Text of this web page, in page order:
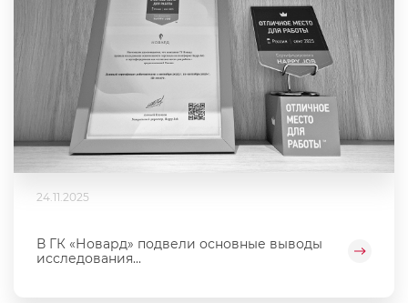
24.11.2025
В ГК «Новард» подвели основные выводы
исследования...